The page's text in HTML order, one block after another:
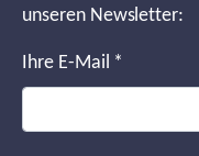
unseren Newsletter:
Ihre E-Mail *